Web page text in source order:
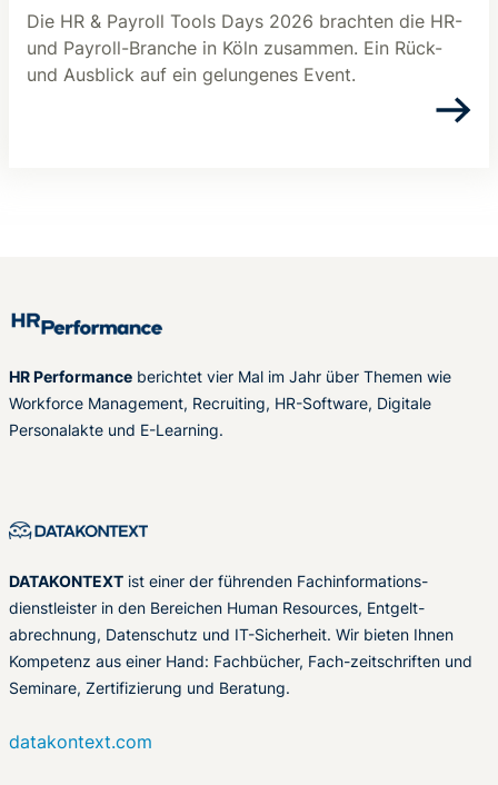
Die HR & Payroll Tools Days 2026 brachten die HR-
und Payroll-Branche in Köln zusammen. Ein Rück-
und Ausblick auf ein gelungenes Event.
HR Performance berichtet vier Mal im Jahr über Themen wie
Workforce Management, Recruiting, HR-Software, Digitale
Personalakte und E-Learning.
DATAKONTEXT ist einer der führenden Fachinformations-
dienstleister in den Bereichen Human Resources, Entgelt-
abrechnung, Datenschutz und IT-Sicherheit. Wir bieten Ihnen
Kompetenz aus einer Hand: Fachbücher, Fach-zeitschriften und
Seminare, Zertifizierung und Beratung.
datakontext.com